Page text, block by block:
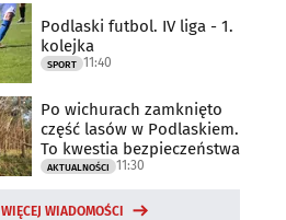
Podlaski futbol. IV liga - 1.
kolejka
SPORT 11:40
Po wichurach zamknięto
część lasów w Podlaskiem.
To kwestia bezpieczeństwa
AKTUALNOŚCI 11:30
WIĘCEJ WIADOMOŚCI